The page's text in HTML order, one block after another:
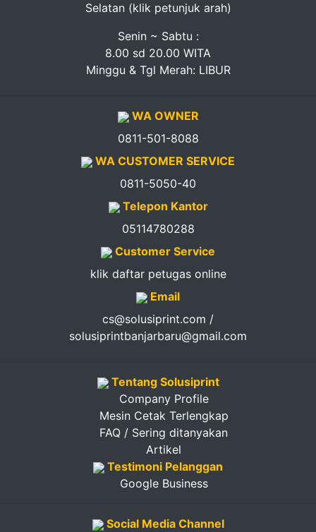
Selatan (klik petunjuk arah)
Senin ~ Sabtu :
8.00 sd 20.00 WITA
Minggu & Tgl Merah: LIBUR
WA OWNER
0811-501-8088
WA CUSTOMER SERVICE
0811-5050-40
Telepon Kantor
05114780288
Customer Service
klik daftar petugas online
Email
cs@solusiprint.com /
solusiprintbanjarbaru@gmail.com
Tentang Solusiprint
Company Profile
Mesin Cetak Terlengkap
FAQ / Sering ditanyakan
Artikel
Testimoni Pelanggan
Google Business
Social Media Channel